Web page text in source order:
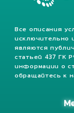
Все описания
исключительно
являются
статьей 437 ГК
информации о
обращайтесь к